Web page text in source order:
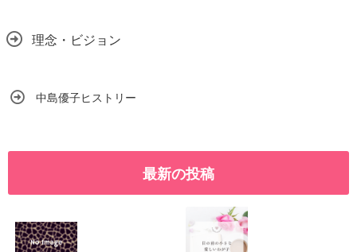
理念・ビジョン
中島優子ヒストリー
最新の投稿